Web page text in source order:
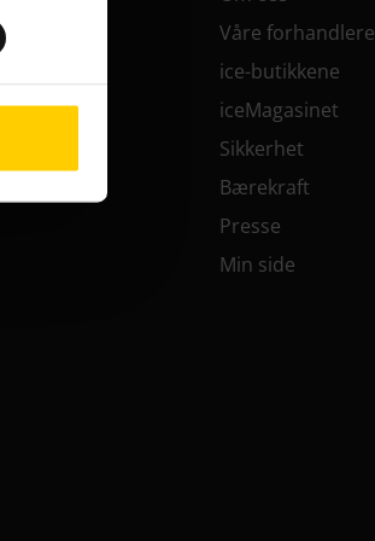
Våre forhandlere
ice-butikkene
iceMagasinet
Sikkerhet
Bærekraft
Presse
Min side